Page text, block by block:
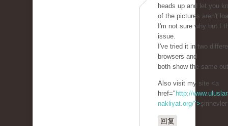
heads up and let you
of the pictures aren't
I'm not sure why but I
issue.
I've tried it in two
browsers and
both show the same
Also visit my site <a
href=" http://
nakliyat.org/">
回复